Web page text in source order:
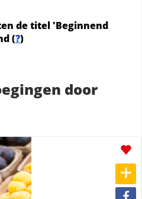
de titel 'Beginnend
(?)
door